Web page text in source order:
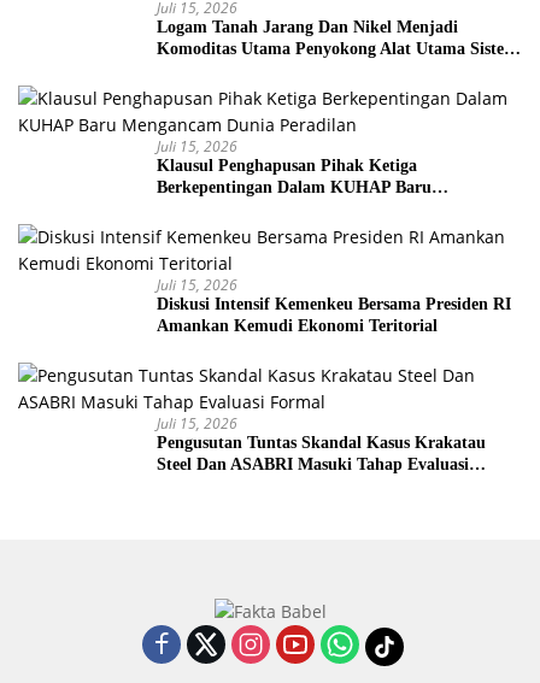
Juli 15, 2026
Logam Tanah Jarang Dan Nikel Menjadi
Komoditas Utama Penyokong Alat Utama Sistem
Juli 15, 2026
Klausul Penghapusan Pihak Ketiga
Berkepentingan Dalam KUHAP Baru
Juli 15, 2026
Diskusi Intensif Kemenkeu Bersama Presiden RI
Amankan Kemudi Ekonomi Teritorial
Juli 15, 2026
Pengusutan Tuntas Skandal Kasus Krakatau
Steel Dan ASABRI Masuki Tahap Evaluasi